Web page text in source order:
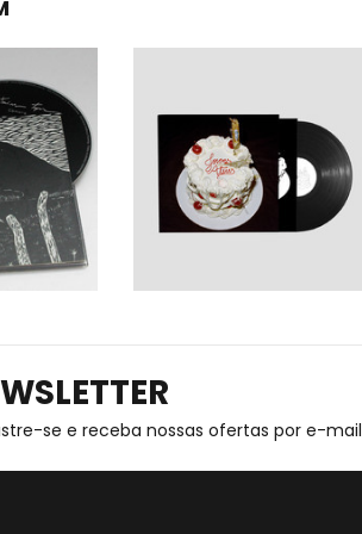
se e receba nossas ofertas por e-mail